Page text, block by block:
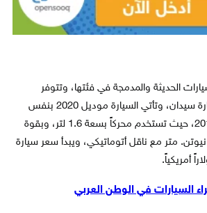
الحديثة والمدمجة في فئتها، وتتوفر
كسيارة هاتشباك أو سيارة سيدان، وتأتي السيارة موديل 2020 بنفس
تجهيزات موديل عام 2019، حيث تستخدم محركاً بسعة 1.6 لتر، وبقوة
105 حصان، وعزم 143 نيوتن. متر مع ناقل أتوماتيكي، ويبدأ سعر سيارة
السيارات في الوطن العربي